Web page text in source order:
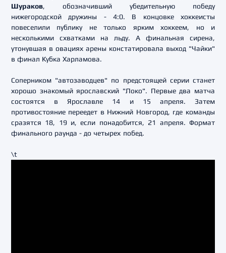
Шураков, обозначивший убедительную победу
нижегородской дружины - 4:0. В концовке хоккеисты
повеселили публику не только ярким хоккеем, но и
несколькими схватками на льду. А финальная сирена,
утонувшая в овациях арены констатировала выход "Чайки"
в финал Кубка Харламова.
Соперником "автозаводцев" по предстоящей серии станет
хорошо знакомый ярославский "Локо". Первые два матча
состоятся в Ярославле 14 и 15 апреля. Затем
противостояние переедет в Нижний Новгород, где команды
сразятся 18, 19 и, если понадобится, 21 апреля. Формат
финального раунда - до четырех побед.
\t